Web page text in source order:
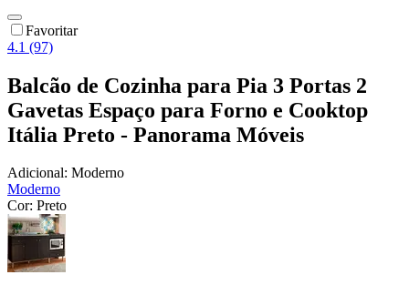
Favoritar
4.1 (97)
Balcão de Cozinha para Pia 3 Portas 2
Gavetas Espaço para Forno e Cooktop
Itália Preto - Panorama Móveis
Adicional: Moderno
Moderno
Cor: Preto